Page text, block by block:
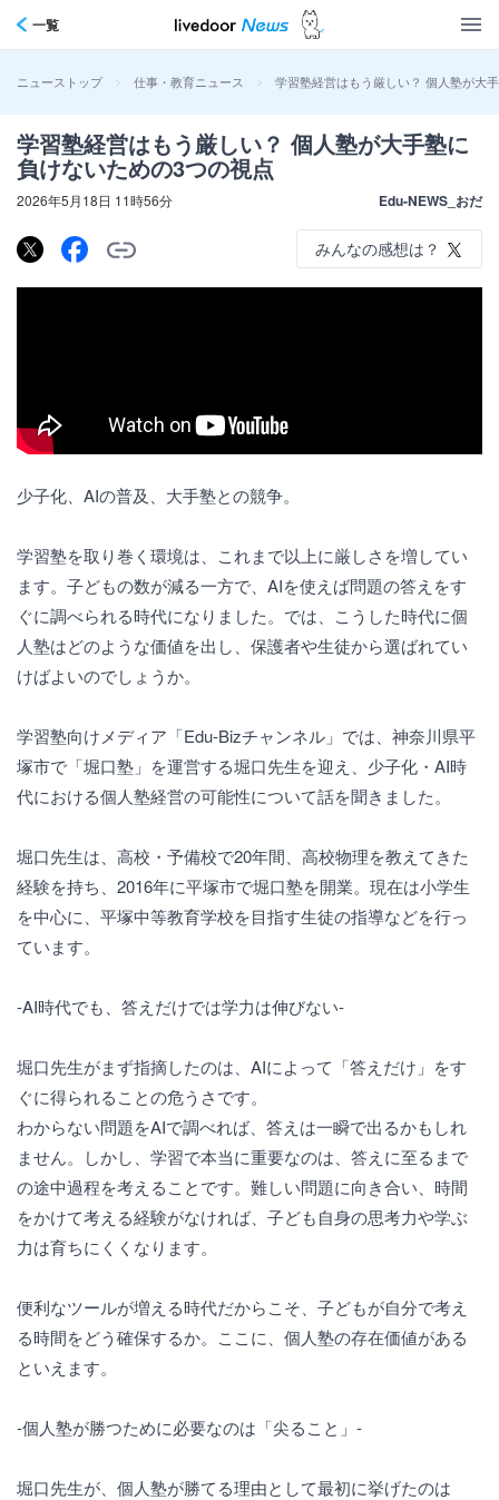
一覧
ニューストップ > 仕事・教育ニュース > 学習塾経営はもう厳しい？ 個人塾が大
学習塾経営はもう厳しい？ 個人塾が大手塾に
負けないための3つの視点
2026年5月18日 11時56分 Edu-NEWS_おだ
みんなの感想は？
少子化、AIの普及、大手塾との競争。
学習塾を取り巻く環境は、これまで以上に厳しさを増してい
ます。子どもの数が減る一方で、AIを使えば問題の答えをす
ぐに調べられる時代になりました。では、こうした時代に個
人塾はどのような価値を出し、保護者や生徒から選ばれてい
けばよいのでしょうか。
学習塾向けメディア「Edu-Bizチャンネル」では、神奈川県平
塚市で「堀口塾」を運営する堀口先生を迎え、少子化・AI時
代における個人塾経営の可能性について話を聞きました。
堀口先生は、高校・予備校で20年間、高校物理を教えてきた
経験を持ち、2016年に平塚市で堀口塾を開業。現在は小学生
を中心に、平塚中等教育学校を目指す生徒の指導などを行っ
ています。
-AI時代でも、答えだけでは学力は伸びない-
堀口先生がまず指摘したのは、AIによって「答えだけ」をす
ぐに得られることの危うさです。
わからない問題をAIで調べれば、答えは一瞬で出るかもしれ
ません。しかし、学習で本当に重要なのは、答えに至るまで
の途中過程を考えることです。難しい問題に向き合い、時間
をかけて考える経験がなければ、子ども自身の思考力や学ぶ
力は育ちにくくなります。
便利なツールが増える時代だからこそ、子どもが自分で考え
る時間をどう確保するか。ここに、個人塾の存在価値がある
といえます。
-個人塾が勝つために必要なのは「尖ること」-
堀口先生が、個人塾が勝てる理由として最初に挙げたのは